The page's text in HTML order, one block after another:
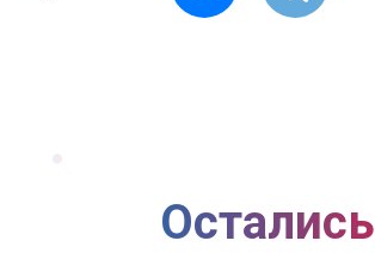
Остались